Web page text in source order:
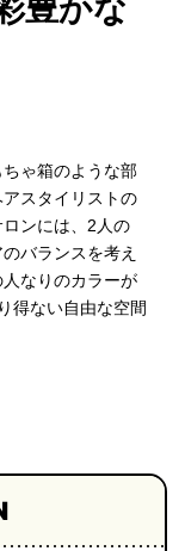
会社概
要
企業の
方へ
お問い
合わせ
豊かな
ゃ箱のような部
スタイリストの
ンには、2人の
バランスを考え
なりのカラーが
得ない自由な空間